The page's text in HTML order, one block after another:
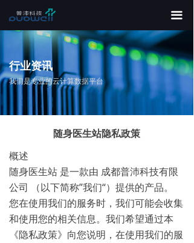
끀
随身医生站隐私政策
概述
随身医生站 是一款由 成都普沛科技有限
公司 （以下简称”我们“）提供的产品。
您在使用我们的服务时，我们可能会收集
和使用您的相关信息。我们希望通过本
《隐私政策》向您说明，在使用我们的服
行业资讯
我们是专业的云计算数据平台